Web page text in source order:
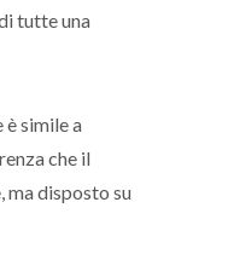
tutte una
simile a
che il
ma disposto su